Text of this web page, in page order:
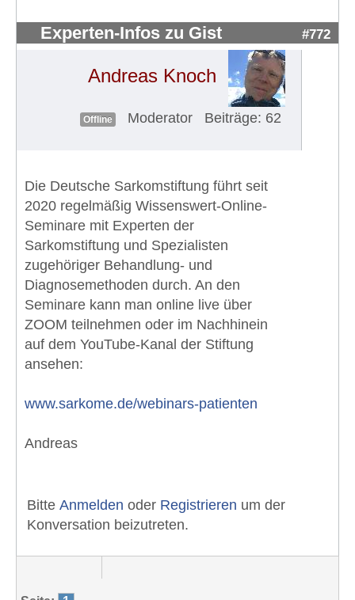
Experten-Infos zu Gist #772
Andreas Knoch
Offline Moderator Beiträge: 62
Die Deutsche Sarkomstiftung führt seit
2020 regelmäßig Wissenswert-Online-
Seminare mit Experten der
Sarkomstiftung und Spezialisten
zugehöriger Behandlung- und
Diagnosemethoden durch. An den
Seminare kann man online live über
ZOOM teilnehmen oder im Nachhinein
auf dem YouTube-Kanal der Stiftung
ansehen:
www.sarkome.de/webinars-patienten
Andreas
Bitte Anmelden oder Registrieren um der
Konversation beizutreten.